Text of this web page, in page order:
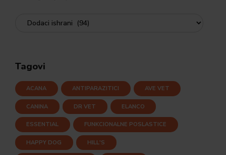
Tagovi
ACANA ANTIPARAZITICI AVE VET
CANINA DR VET ELANCO
ESSENTIAL FUNKCIONALNE POSLASTICE
HAPPY DOG HILL'S